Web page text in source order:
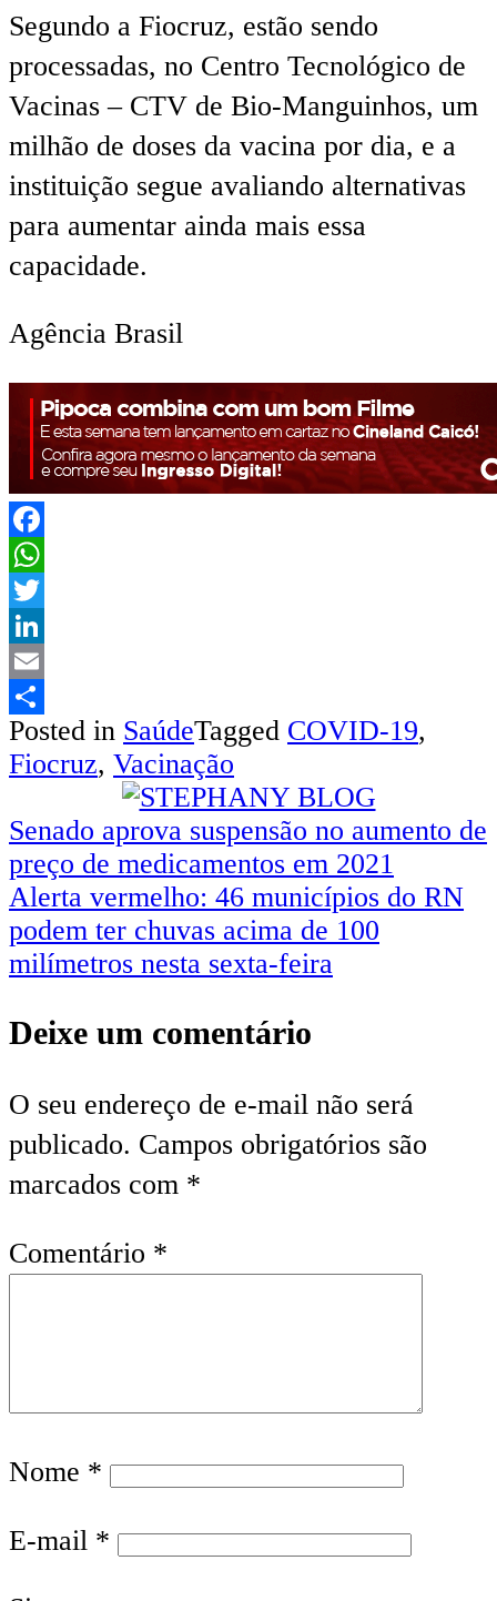
Segundo a Fiocruz, estão sendo
processadas, no Centro Tecnológico de
Vacinas – CTV de Bio-Manguinhos, um
milhão de doses da vacina por dia, e a
instituição segue avaliando alternativas
para aumentar ainda mais essa
capacidade.
Agência Brasil
Facebook
WhatsApp
Twitter
LinkedIn
Email
Share
Posted in SaúdeTagged COVID-19,
Fiocruz, Vacinação
Navegação
de
Post
Senado aprova suspensão no aumento de
preço de medicamentos em 2021
Alerta vermelho: 46 municípios do RN
podem ter chuvas acima de 100
milímetros nesta sexta-feira
Deixe um comentário
O seu endereço de e-mail não será
publicado. Campos obrigatórios são
marcados com *
Comentário *
Nome *
E-mail *